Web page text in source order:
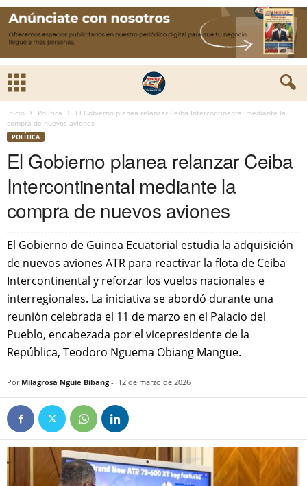
Inicio Política
El Gobierno planea relanzar Ceiba Intercontinental mediante la
compra de nuevos aviones
POLÍTICA
El Gobierno planea relanzar Ceiba
Intercontinental mediante la
compra de nuevos aviones
El Gobierno de Guinea Ecuatorial estudia la adquisición
de nuevos aviones ATR para reactivar la flota de Ceiba
Intercontinental y reforzar los vuelos nacionales e
interregionales. La iniciativa se abordó durante una
reunión celebrada el 11 de marzo en el Palacio del
Pueblo, encabezada por el vicepresidente de la
República, Teodoro Nguema Obiang Mangue.
Por Milagrosa Nguie Bibang - 12 de marzo de 2026